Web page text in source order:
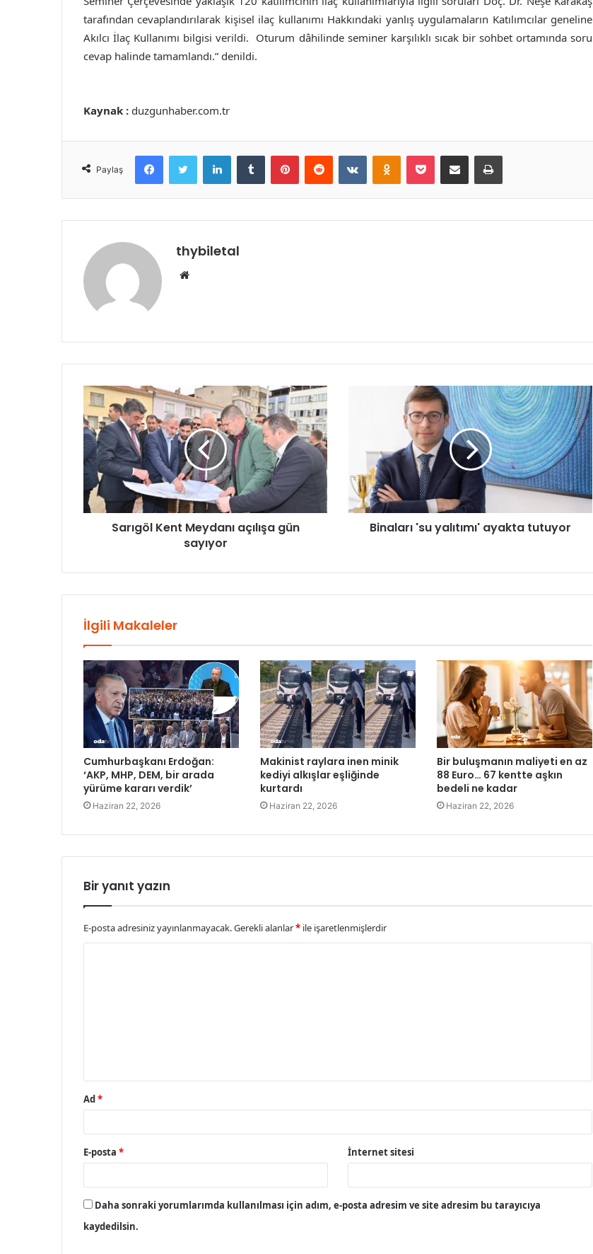
tarafından cevaplandırılarak kişisel ilaç kullanımı Hakkındaki yanlış uygulamaların Katılımcılar geneline
Akılcı İlaç Kullanımı bilgisi verildi. Oturum dâhilinde seminer karşılıklı sıcak bir sohbet ortamında soru
cevap halinde tamamlandı.” denildi.
Kaynak : duzgunhaber.com.tr
Paylaş
FacebookTwitter LinkedInTumblr PinterestReddit VKontakteOdnoklassniki
Pocket E-Posta ile paylaş Yazdır
thybiletal
Web
Sarıgöl Kent Meydanı açılışa gün
sayıyor
Binaları 'su yalıtımı' ayakta tutuyor
İlgili Makaleler
Cumhurbaşkanı Erdoğan:
‘AKP, MHP, DEM, bir arada
yürüme kararı verdik’
Haziran 22, 2026
Makinist raylara inen minik
kediyi alkışlar eşliğinde
kurtardı
Haziran 22, 2026
Bir buluşmanın maliyeti en az
88 Euro… 67 kentte aşkın
bedeli ne kadar
Haziran 22, 2026
Bir yanıt yazın
E-posta adresiniz yayınlanmayacak.Gerekli alanlar* ile işaretlenmişlerdir
Ad*
E-posta * İnternet sitesi
Daha sonraki yorumlarımda kullanılması için adım, e-posta adresim ve site adresim bu tarayıcıya
kaydedilsin.